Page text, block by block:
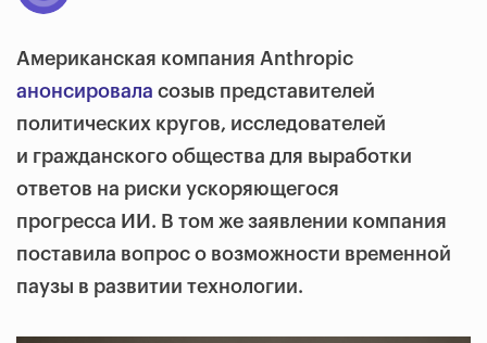
Американская компания Anthropic
анонсировала созыв представителей
политических кругов, исследователей
и гражданского общества для выработки
ответов на риски ускоряющегося
прогресса ИИ. В том же заявлении компания
поставила вопрос о возможности временной
паузы в развитии технологии.